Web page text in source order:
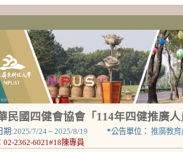
民國四健會協會「114年四健推廣
期:2025/7/24~ 2025/8/19 *公告單位： 推廣教
02-2362-6021#18陳專員